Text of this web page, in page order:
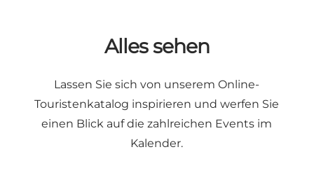
Alles sehen
Lassen Sie sich von unseremOnline-
Touristenkatalog inspirieren und werfen Sie
einen Blick auf die zahlreichen Events im
Kalender.